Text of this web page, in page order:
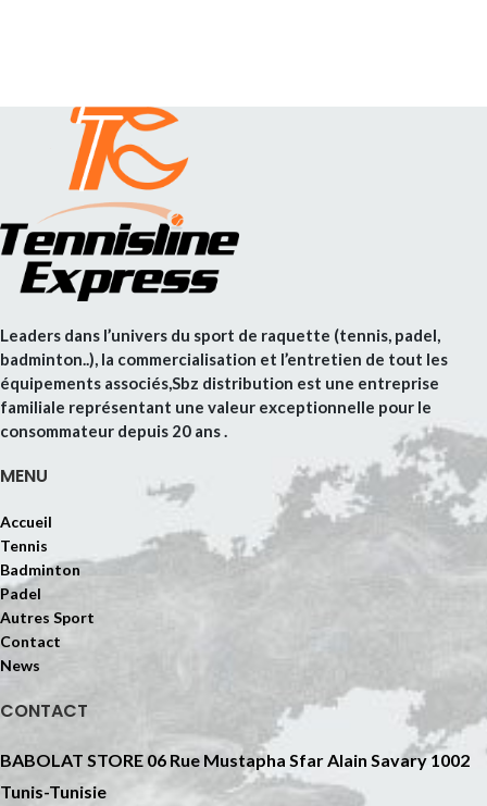
Leaders dans l’univers du sport de raquette (tennis, padel,
badminton..), la commercialisation et l’entretien de tout les
équipements associés,Sbz distribution est une entreprise
familiale représentant une valeur exceptionnelle pour le
consommateur depuis 20 ans .
MENU
Accueil
Tennis
Badminton
Padel
Autres Sport
Contact
News
CONTACT
BABOLAT STORE 06 Rue Mustapha Sfar Alain Savary 1002
Tunis-Tunisie